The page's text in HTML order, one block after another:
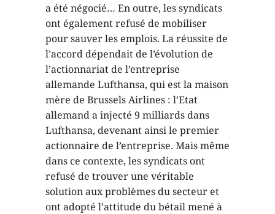
a été négocié… En outre, les syndicats
ont également refusé de mobiliser
pour sauver les emplois. La réussite de
l’accord dépendait de l’évolution de
l’actionnariat de l’entreprise
allemande Lufthansa, qui est la maison
mère de Brussels Airlines : l’Etat
allemand a injecté 9 milliards dans
Lufthansa, devenant ainsi le premier
actionnaire de l’entreprise. Mais même
dans ce contexte, les syndicats ont
refusé de trouver une véritable
solution aux problèmes du secteur et
ont adopté l’attitude du bétail mené à